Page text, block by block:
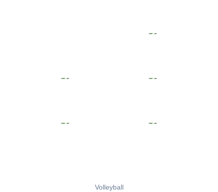
Volleyball